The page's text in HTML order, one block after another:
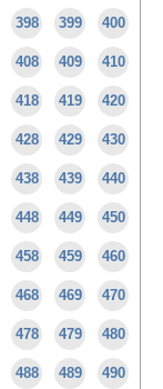
398 399 400
408 409 410
418 419 420
428 429 430
438 439 440
448 449 450
458 459 460
468 469 470
478 479 480
488 489 490